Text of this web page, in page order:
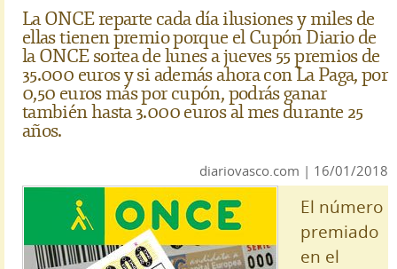
La ONCE reparte cada día ilusiones y miles de
ellas tienen premio porque el Cupón Diario de
la ONCE sortea de lunes a jueves 55 premios de
35.000 euros y si además ahora con La Paga, por
0,50 euros más por cupón, podrás ganar
también hasta 3.000 euros al mes durante 25
años.
diariovasco.com | 16/01/2018
El número
premiado
en el